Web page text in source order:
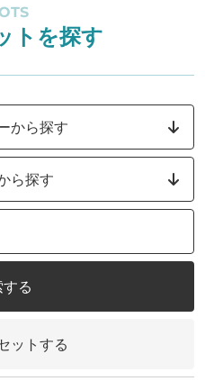
トを探す
から探す
ら探す
る
ットする